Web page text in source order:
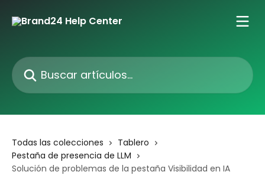
Buscar artículos...
Todas las colecciones
Tablero
Pestaña de presencia de LLM
Solución de problemas de la pestaña Visibilidad en IA